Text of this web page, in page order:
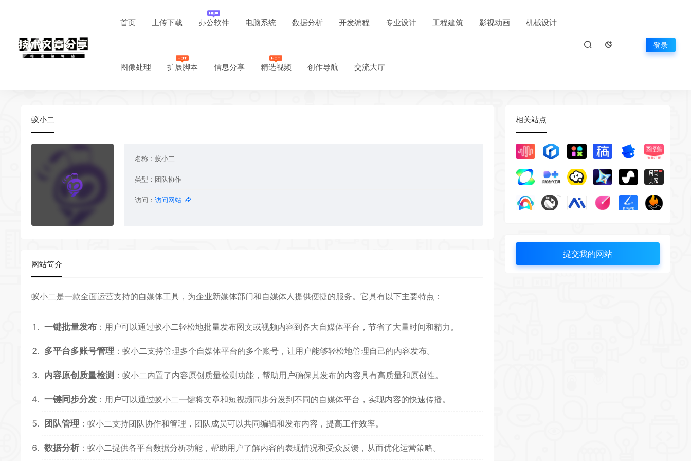
首页 上传下载 办公软件 电脑系统 数据分析 开发编程 专业设计 工程建筑 影视动画 机械设计
图像处理 扩展脚本 信息分享 精选视频 创作导航 交流大厅
登录
蚁小二
名称： 蚁小二
类型： 团队协作
访问： 访问网站
网站简介
蚁小二是一款全面运营支持的自媒体工具，为企业新媒体部门和自媒体人提供便捷的服务。它具有以下主要特点：
一键批量发布 ：用户可以通过蚁小二轻松地批量发布图文或视频内容到各大自媒体平台，节省了大量时间和精力。
多平台多账号管理 ：蚁小二支持管理多个自媒体平台的多个账号，让用户能够轻松地管理自己的内容发布。
内容原创质量检测 ：蚁小二内置了内容原创质量检测功能，帮助用户确保其发布的内容具有高质量和原创性。
一键同步分发 ：用户可以通过蚁小二一键将文章和短视频同步分发到不同的自媒体平台，实现内容的快速传播。
团队管理 ：蚁小二支持团队协作和管理，团队成员可以共同编辑和发布内容，提高工作效率。
数据分析 ：蚁小二提供各平台数据分析功能，帮助用户了解内容的表现情况和受众反馈，从而优化运营策略。
相关站点
提交我的网站